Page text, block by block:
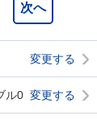
次へ
変更する
ル0 変更する